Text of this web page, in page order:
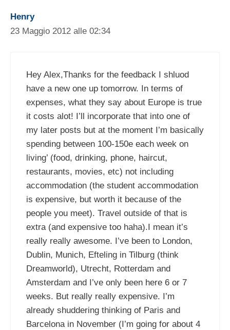
Henry
23 Maggio 2012 alle 02:34
Hey Alex,Thanks for the feedback I shluod
have a new one up tomorrow. In terms of
expenses, what they say about Europe is true
it costs alot! I’ll incorporate that into one of
my later posts but at the moment I’m basically
spending between 100-150e each week on
living’ (food, drinking, phone, haircut,
restaurants, movies, etc) not including
accommodation (the student accommodation
is expensive, but worth it because of the
people you meet). Travel outside of that is
extra (and expensive too haha).I mean it’s
really really awesome. I’ve been to London,
Dublin, Munich, Efteling in Tilburg (think
Dreamworld), Utrecht, Rotterdam and
Amsterdam and I’ve only been here 6 or 7
weeks. But really really expensive. I’m
already shuddering thinking of Paris and
Barcelona in November (I’m going for about 4